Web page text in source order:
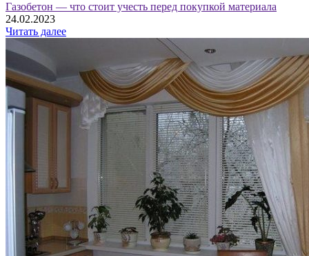
Газобетон — что стоит учесть перед покупкой материала
24.02.2023
Читать далее